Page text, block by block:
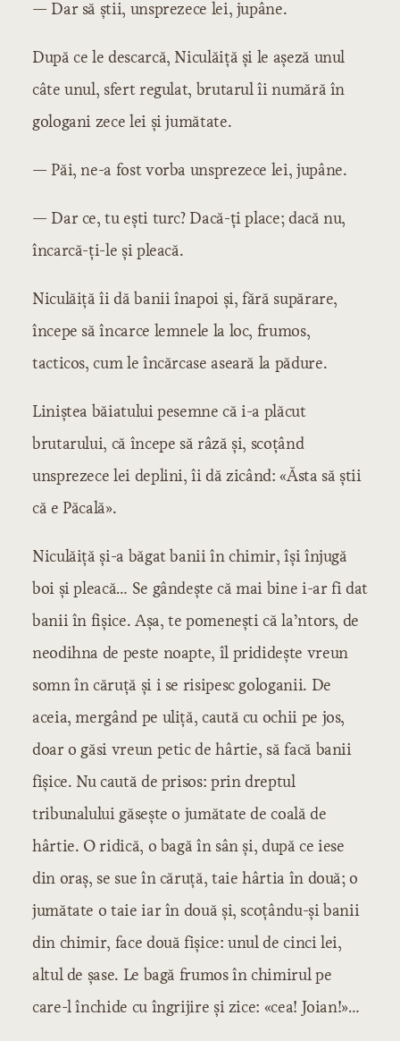
— Dar să știi, unsprezece lei, jupâne.
După ce le descarcă, Niculăiță și le așeză unul
câte unul, sfert regulat, brutarul îi numără în
gologani zece lei și jumătate.
— Păi, ne-a fost vorba unsprezece lei, jupâne.
— Dar ce, tu ești turc? Dacă-ți place; dacă nu,
încarcă-ți-le și pleacă.
Niculăiță îi dă banii înapoi și, fără supărare,
începe să încarce lemnele la loc, frumos,
tacticos, cum le încărcase aseară la pădure.
Liniștea băiatului pesemne că i-a plăcut
brutarului, că începe să râză și, scoțând
unsprezece lei deplini, îi dă zicând: «Ăsta să știi
că e Păcală».
Niculăiță și-a băgat banii în chimir, își înjugă
boi și pleacă… Se gândește că mai bine i-ar fi dat
banii în fișice. Așa, te pomenești că la’ntors, de
neodihna de peste noapte, îl prididește vreun
somn în căruță și i se risipesc gologanii. De
aceia, mergând pe uliță, caută cu ochii pe jos,
doar o găsi vreun petic de hârtie, să facă banii
fișice. Nu caută de prisos: prin dreptul
tribunalului găsește o jumătate de coală de
hârtie. O ridică, o bagă în sân și, după ce iese
din oraș, se sue în căruță, taie hârtia în două; o
jumătate o taie iar în două și, scoțându-și banii
din chimir, face două fișice: unul de cinci lei,
altul de șase. Le bagă frumos în chimirul pe
care-l închide cu îngrijire și zice: «cea! Joian!»…